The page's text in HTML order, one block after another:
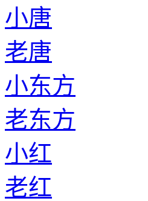
小唐
老唐
小东方
老东方
小红
老红